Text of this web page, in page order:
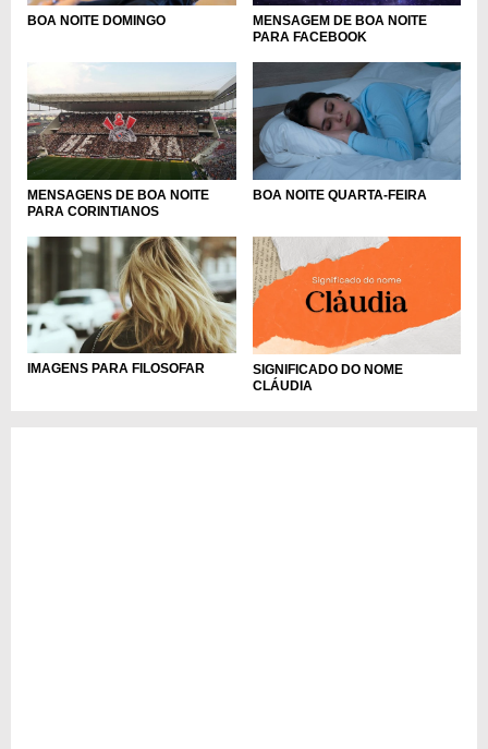
BOA NOITE DOMINGO
MENSAGEM DE BOA NOITE
PARA FACEBOOK
MENSAGENS DE BOA NOITE
PARA CORINTIANOS
BOA NOITE QUARTA-FEIRA
IMAGENS PARA FILOSOFAR
SIGNIFICADO DO NOME
CLÁUDIA